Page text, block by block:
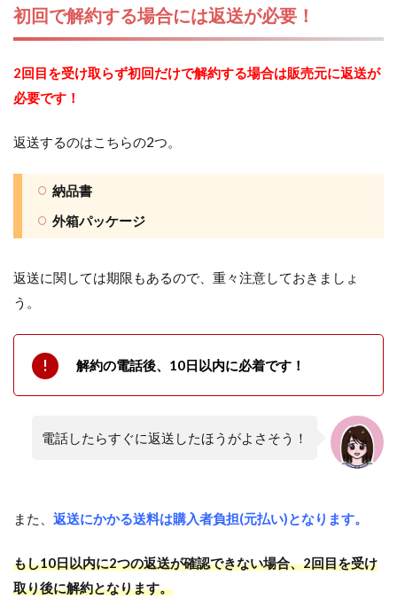
初回で解約する場合には返送が必要！
2回目を受け取らず初回だけで解約する場合は販売元に返送が
必要です！
返送するのはこちらの2つ。
納品書
外箱パッケージ
返送に関しては期限もあるので、重々注意しておきましょ
う。
解約の電話後、10日以内に必着です！
電話したらすぐに返送したほうがよさそう！
また、 返送にかかる送料は購入者負担(元払い)となります。
もし10日以内に2つの返送が確認できない場合、2回目を受け
取り後に解約となります。